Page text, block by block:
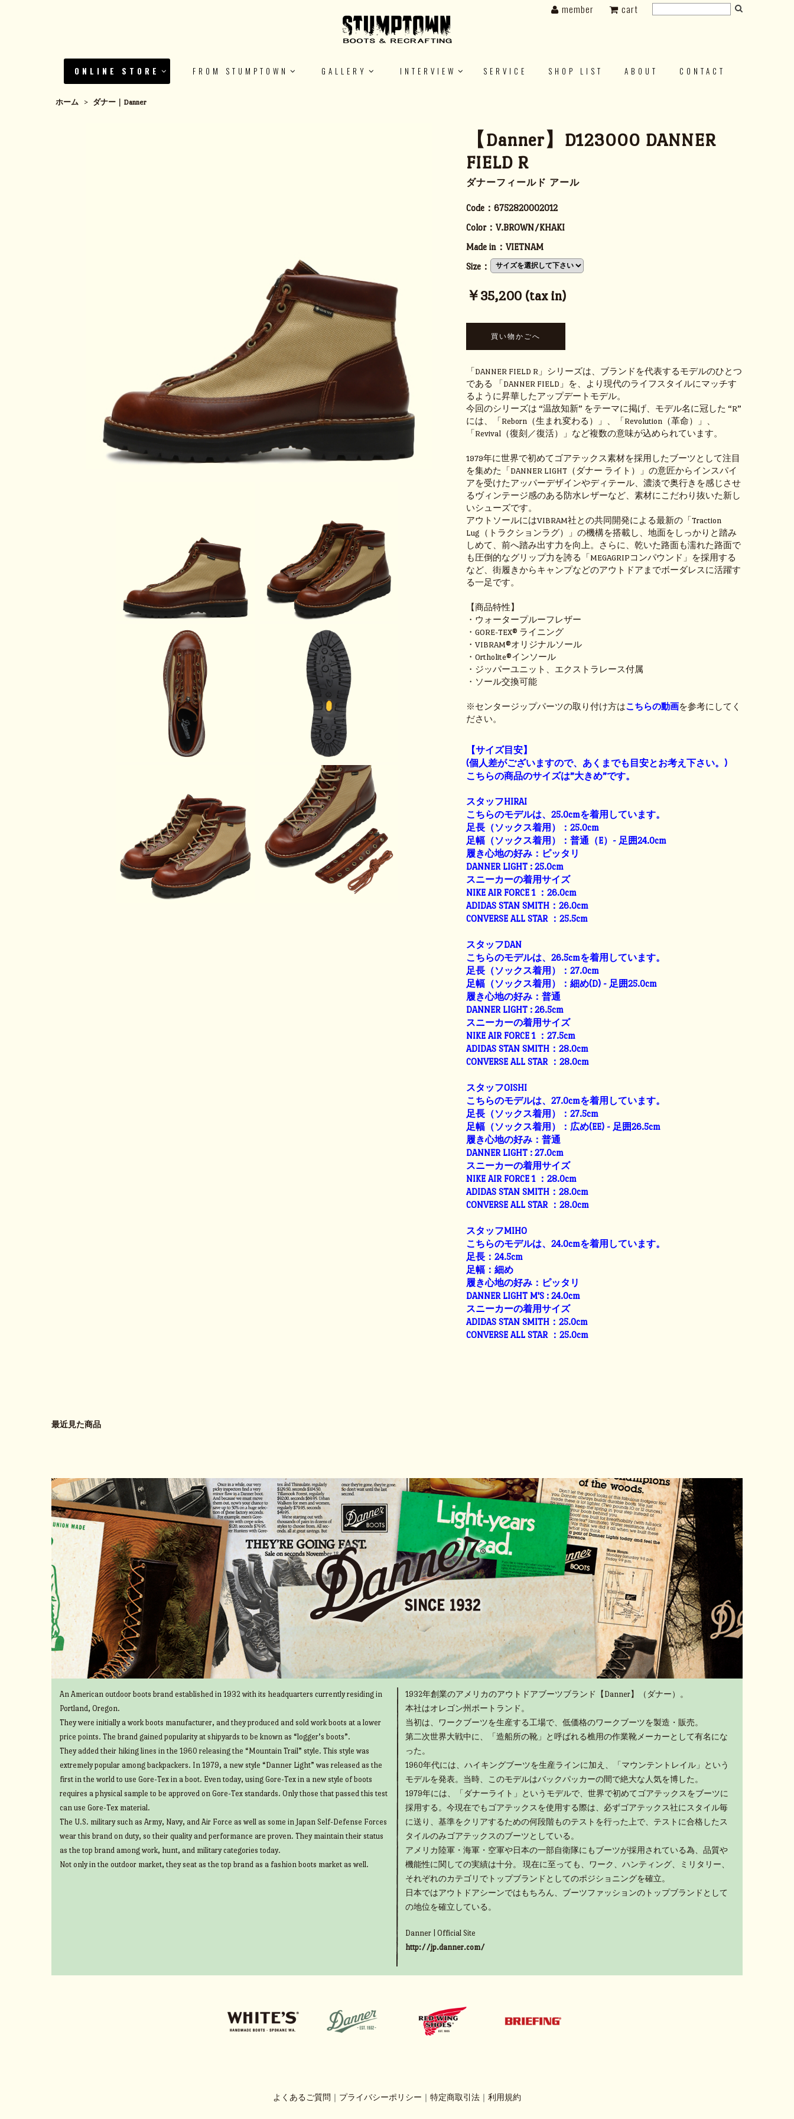
ONLINE STORE FROM STUMPTOWN GALLERY INTERVIEW SERVICE SHOP LIST ABOUT CONTACT
member cart
ホーム > ダナー｜Danner
【Danner】D123000 DANNER
FIELD R
ダナーフィールド アール
Code： 6752820002012
Color： V.BROWN/KHAKI
Made in： VIETNAM
Size：
￥35,200 (tax in)
「DANNER FIELD R」シリーズは、ブランドを代表するモデルのひとつ
である 「DANNER FIELD」を、より現代のライフスタイルにマッチす
るように昇華したアップデートモデル。
今回のシリーズは “温故知新” をテーマに掲げ、モデル名に冠した “R”
には、「Reborn（生まれ変わる）」、「Revolution（革命）」、
「Revival（復刻／復活）」など複数の意味が込められています。
1979年に世界で初めてゴアテックス素材を採用したブーツとして注目
を集めた「DANNER LIGHT（ダナー ライト）」の意匠からインスパイ
アを受けたアッパーデザインやディテール、濃淡で奥行きを感じさせ
るヴィンテージ感のある防水レザーなど、素材にこだわり抜いた新し
いシューズです。
アウトソールにはVIBRAM社との共同開発による最新の「Traction
Lug（トラクションラグ）」の機構を搭載し、地面をしっかりと踏み
しめて、前へ踏み出す力を向上。さらに、乾いた路面も濡れた路面で
も圧倒的なグリップ力を誇る「MEGAGRIPコンパウンド」を採用する
など、街履きからキャンプなどのアウトドアまでボーダレスに活躍す
る一足です。
【商品特性】
・ウォータープルーフレザー
・GORE-TEX® ライニング
・VIBRAM®オリジナルソール
・Ortholite®インソール
・ジッパーユニット、エクストラレース付属
・ソール交換可能
※センタージップパーツの取り付け方はこちらの動画を参考にしてく
ださい。
【サイズ目安】
(個人差がございますので、あくまでも目安とお考え下さい。)
こちらの商品のサイズは”大きめ”です。
スタッフHIRAI
こちらのモデルは、25.0cmを着用しています。
足長（ソックス着用）：25.0cm
足幅（ソックス着用）：普通（E）- 足囲24.0cm
履き心地の好み：ピッタリ
DANNER LIGHT : 25.0cm
スニーカーの着用サイズ
NIKE AIR FORCE 1 ：26.0cm
ADIDAS STAN SMITH：26.0cm
CONVERSE ALL STAR ：25.5cm
スタッフDAN
こちらのモデルは、26.5cmを着用しています。
足長（ソックス着用）：27.0cm
足幅（ソックス着用）：細め(D) - 足囲25.0cm
履き心地の好み：普通
DANNER LIGHT : 26.5cm
スニーカーの着用サイズ
NIKE AIR FORCE 1 ：27.5cm
ADIDAS STAN SMITH：28.0cm
CONVERSE ALL STAR ：28.0cm
スタッフOISHI
こちらのモデルは、27.0cmを着用しています。
足長（ソックス着用）：27.5cm
足幅（ソックス着用）：広め(EE) - 足囲26.5cm
履き心地の好み：普通
DANNER LIGHT : 27.0cm
スニーカーの着用サイズ
NIKE AIR FORCE 1 ：28.0cm
ADIDAS STAN SMITH：28.0cm
CONVERSE ALL STAR ：28.0cm
スタッフMIHO
こちらのモデルは、24.0cmを着用しています。
足長：24.5cm
足幅：細め
履き心地の好み：ピッタリ
DANNER LIGHT M'S : 24.0cm
スニーカーの着用サイズ
ADIDAS STAN SMITH：25.0cm
CONVERSE ALL STAR ：25.0cm
最近見た商品
An American outdoor boots brand established in 1932 with its headquarters currently residing in
Portland, Oregon.
They were initially a work boots manufacturer, and they produced and sold work boots at a lower
price points. The brand gained popularity at shipyards to be known as “logger’s boots”.
They added their hiking lines in the 1960 releasing the “Mountain Trail” style. This style was
extremely popular among backpackers. In 1979, a new style “Danner Light” was released as the
first in the world to use Gore-Tex in a boot. Even today, using Gore-Tex in a new style of boots
requires a physical sample to be approved on Gore-Tex standards. Only those that passed this test
can use Gore-Tex material.
The U.S. military such as Army, Navy, and Air Force as well as some in Japan Self-Defense Forces
wear this brand on duty, so their quality and performance are proven. They maintain their status
as the top brand among work, hunt, and military categories today.
Not only in the outdoor market, they seat as the top brand as a fashion boots market as well.
1932年創業のアメリカのアウトドアブーツブランド【Danner】（ダナー）。
本社はオレゴン州ポートランド。
当初は、ワークブーツを生産する工場で、低価格のワークブーツを製造・販売。
第二次世界大戦中に、「造船所の靴」と呼ばれる樵用の作業靴メーカーとして有名にな
った。
1960年代には、ハイキングブーツを生産ラインに加え、「マウンテントレイル」という
モデルを発表。当時、このモデルはバックパッカーの間で絶大な人気を博した。
1979年には、「ダナーライト」というモデルで、世界で初めてゴアテックスをブーツに
採用する。今現在でもゴアテックスを使用する際は、必ずゴアテックス社にスタイル毎
に送り、基準をクリアするための何段階ものテストを行った上で、テストに合格したス
タイルのみゴアテックスのブーツとしている。
アメリカ陸軍・海軍・空軍や日本の一部自衛隊にもブーツが採用されている為、品質や
機能性に関しての実績は十分。 現在に至っても、ワーク、ハンティング、ミリタリー、
それぞれのカテゴリでトップブランドとしてのポジショニングを確立。
日本ではアウトドアシーンではもちろん、ブーツファッションのトップブランドとして
の地位を確立している。
Danner | Official Site
http://jp.danner.com/
よくあるご質問 プライバシーポリシー 特定商取引法 利用規約